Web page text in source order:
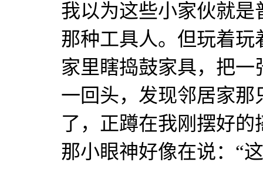
我以为这些小家伙就
那种工具人。但玩着
家里瞎捣鼓家具，把
一回头，发现邻居家
了，正蹲在我刚摆好
那小眼神好像在说：“